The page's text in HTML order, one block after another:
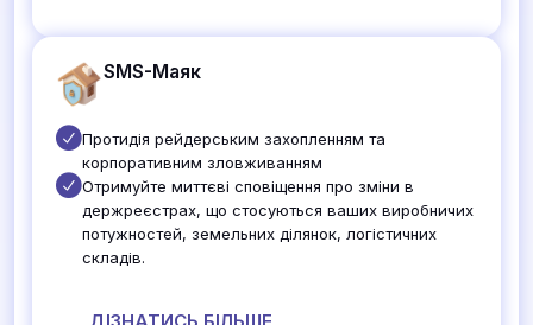
SMS-Маяк
Протидія рейдерським захопленням та
корпоративним зловживанням
Отримуйте миттєві сповіщення про зміни в
держреєстрах, що стосуються ваших виробничих
потужностей, земельних ділянок, логістичних
складів.